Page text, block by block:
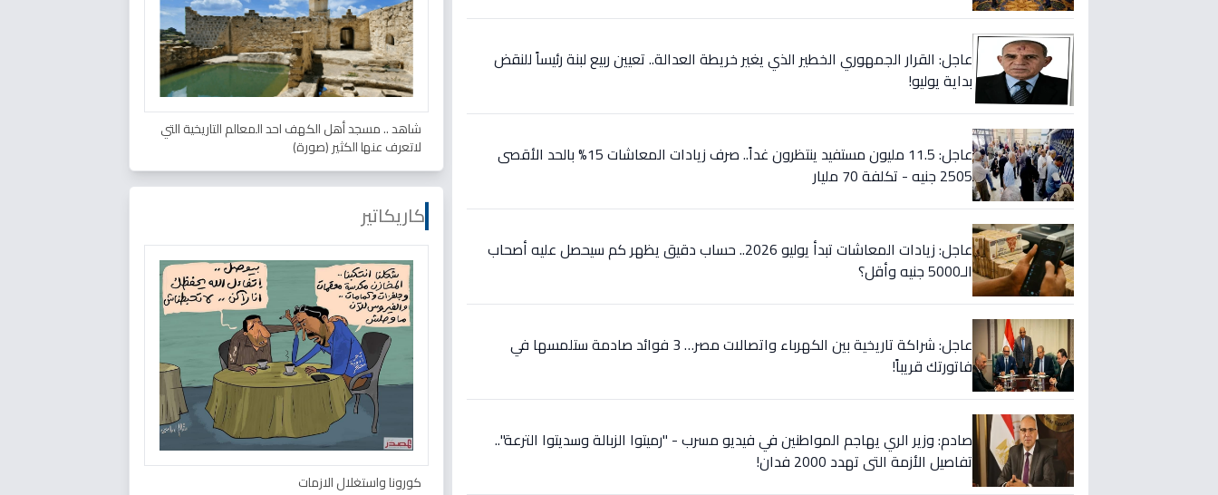
عاجل: القرار الجمهوري الخطير الذي يغير خريطة العدالة.. تعيين ربيع لبنة رئيساً للنقض
بداية يوليو!
عاجل: 11.5 مليون مستفيد ينتظرون غداً.. صرف زيادات المعاشات 15% بالحد الأقصى
2505 جنيه - تكلفة 70 مليار
عاجل: زيادات المعاشات تبدأ يوليو 2026.. حساب دقيق يظهر كم سيحصل عليه أصحاب
الـ5000 جنيه وأقل؟
عاجل: شراكة تاريخية بين الكهرباء واتصالات مصر… 3 فوائد صادمة ستلمسها في
فاتورتك قريباً!
صادم: وزير الري يهاجم المواطنين في فيديو مسرب - "رميتوا الزبالة وسديتوا الترعة"..
تفاصيل الأزمة التي تهدد 2000 فدان!
شاهد .. مسجد أهل الكهف احد المعالم التاريخية التي
لاتعرف عنها الكثير (صورة)
كاريكاتير
كورونا واستغلال الازمات